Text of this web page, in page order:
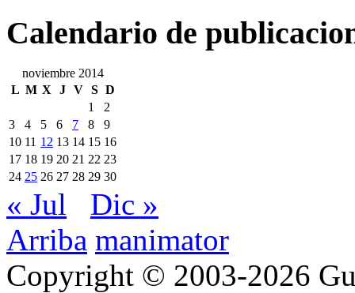
Calendario de
noviembre 2014
L M X J V S D
1
2
3
4 5 6 7 8
9
10 11 12 13 14 15 16
17 18 19 20 21 22 23
24 25 26 27 28 29 30
« Jul
Dic »
Arriba manimator
Copyright © 2003-2026